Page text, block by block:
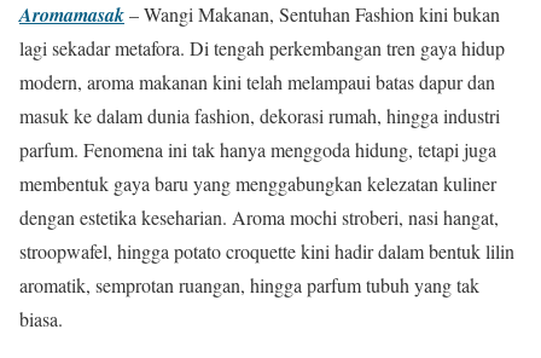
Aromamasak– Wangi Makanan, Sentuhan Fashion kini bukan
lagi sekadar metafora. Di tengah perkembangan tren gaya hidup
modern, aroma makanan kini telah melampaui batas dapur dan
masuk ke dalam dunia fashion, dekorasi rumah, hingga industri
parfum. Fenomena ini tak hanya menggoda hidung, tetapi juga
membentuk gaya baru yang menggabungkan kelezatan kuliner
dengan estetika keseharian. Aroma mochi stroberi, nasi hangat,
stroopwafel, hingga potato croquette kini hadir dalam bentuk lilin
aromatik, semprotan ruangan, hingga parfum tubuh yang tak
biasa.